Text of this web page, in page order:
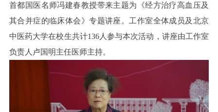
首都国医名师冯建春教授带来主题为《经方治疗高血压及
其合并症的临床体会》专题讲座。工作室全体成员及北京
中医药大学在校生共计136人参与本次活动，讲座由工作室
负责人卢国明主任医师主持。